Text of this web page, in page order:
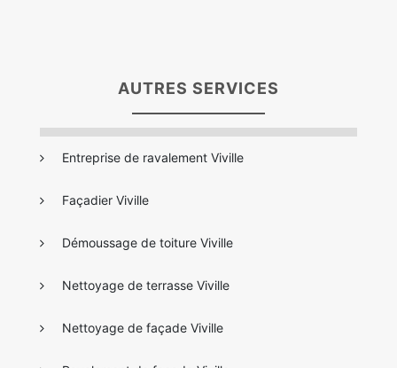
AUTRES SERVICES
Entreprise de ravalement Viville
Façadier Viville
Démoussage de toiture Viville
Nettoyage de terrasse Viville
Nettoyage de façade Viville